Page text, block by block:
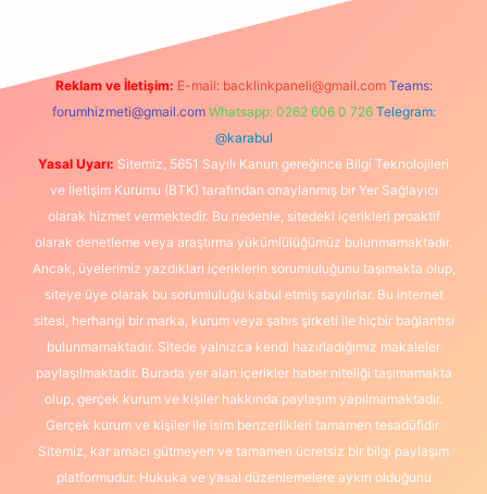
Reklam ve İletişim: E-mail: backlinkpaneli@gmail.com Teams:
forumhizmeti@gmail.com Whatsapp: 0262 606 0 726 Telegram:
@karabul
Yasal Uyarı: Sitemiz, 5651 Sayılı Kanun gereğince Bilgi Teknolojileri
ve İletişim Kurumu (BTK) tarafından onaylanmış bir Yer Sağlayıcı
olarak hizmet vermektedir. Bu nedenle, sitedeki içerikleri proaktif
olarak denetleme veya araştırma yükümlülüğümüz bulunmamaktadır.
Ancak, üyelerimiz yazdıkları içeriklerin sorumluluğunu taşımakta olup,
siteye üye olarak bu sorumluluğu kabul etmiş sayılırlar. Bu internet
sitesi, herhangi bir marka, kurum veya şahıs şirketi ile hiçbir bağlantısı
bulunmamaktadır. Sitede yalnızca kendi hazırladığımız makaleler
paylaşılmaktadır. Burada yer alan içerikler haber niteliği taşımamakta
olup, gerçek kurum ve kişiler hakkında paylaşım yapılmamaktadır.
Gerçek kurum ve kişiler ile isim benzerlikleri tamamen tesadüfidir.
Sitemiz, kar amacı gütmeyen ve tamamen ücretsiz bir bilgi paylaşım
platformudur. Hukuka ve yasal düzenlemelere aykırı olduğunu